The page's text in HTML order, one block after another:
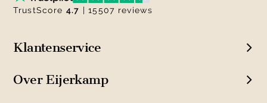
Klantenservice
Over Eijerkamp
TrustScore 4.7 | 15507 reviews